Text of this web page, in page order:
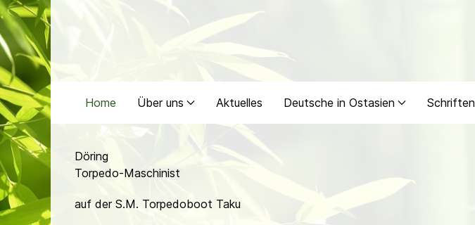
Home Über uns Aktuelles Deutsche in Ostasien Schriften
Döring
Torpedo-Maschinist
auf der S.M. Torpedoboot Taku